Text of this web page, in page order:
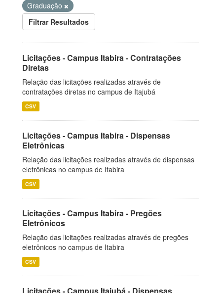
Graduação
Filtrar Resultados
Licitações - Campus Itabira - Contratações
Diretas
Relação das licitações realizadas através de
contratações diretas no campus de Itajubá
CSV
Licitações - Campus Itabira - Dispensas
Eletrônicas
Relação das licitações realizadas através de dispensas
eletrônicas no campus de Itabira
CSV
Licitações - Campus Itabira - Pregões
Eletrônicos
Relação das licitações realizadas através de pregões
eletrônicos no campus de Itabira
CSV